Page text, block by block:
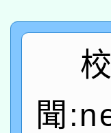
公告
一案
兒童
答一
有
人員
適應
聞